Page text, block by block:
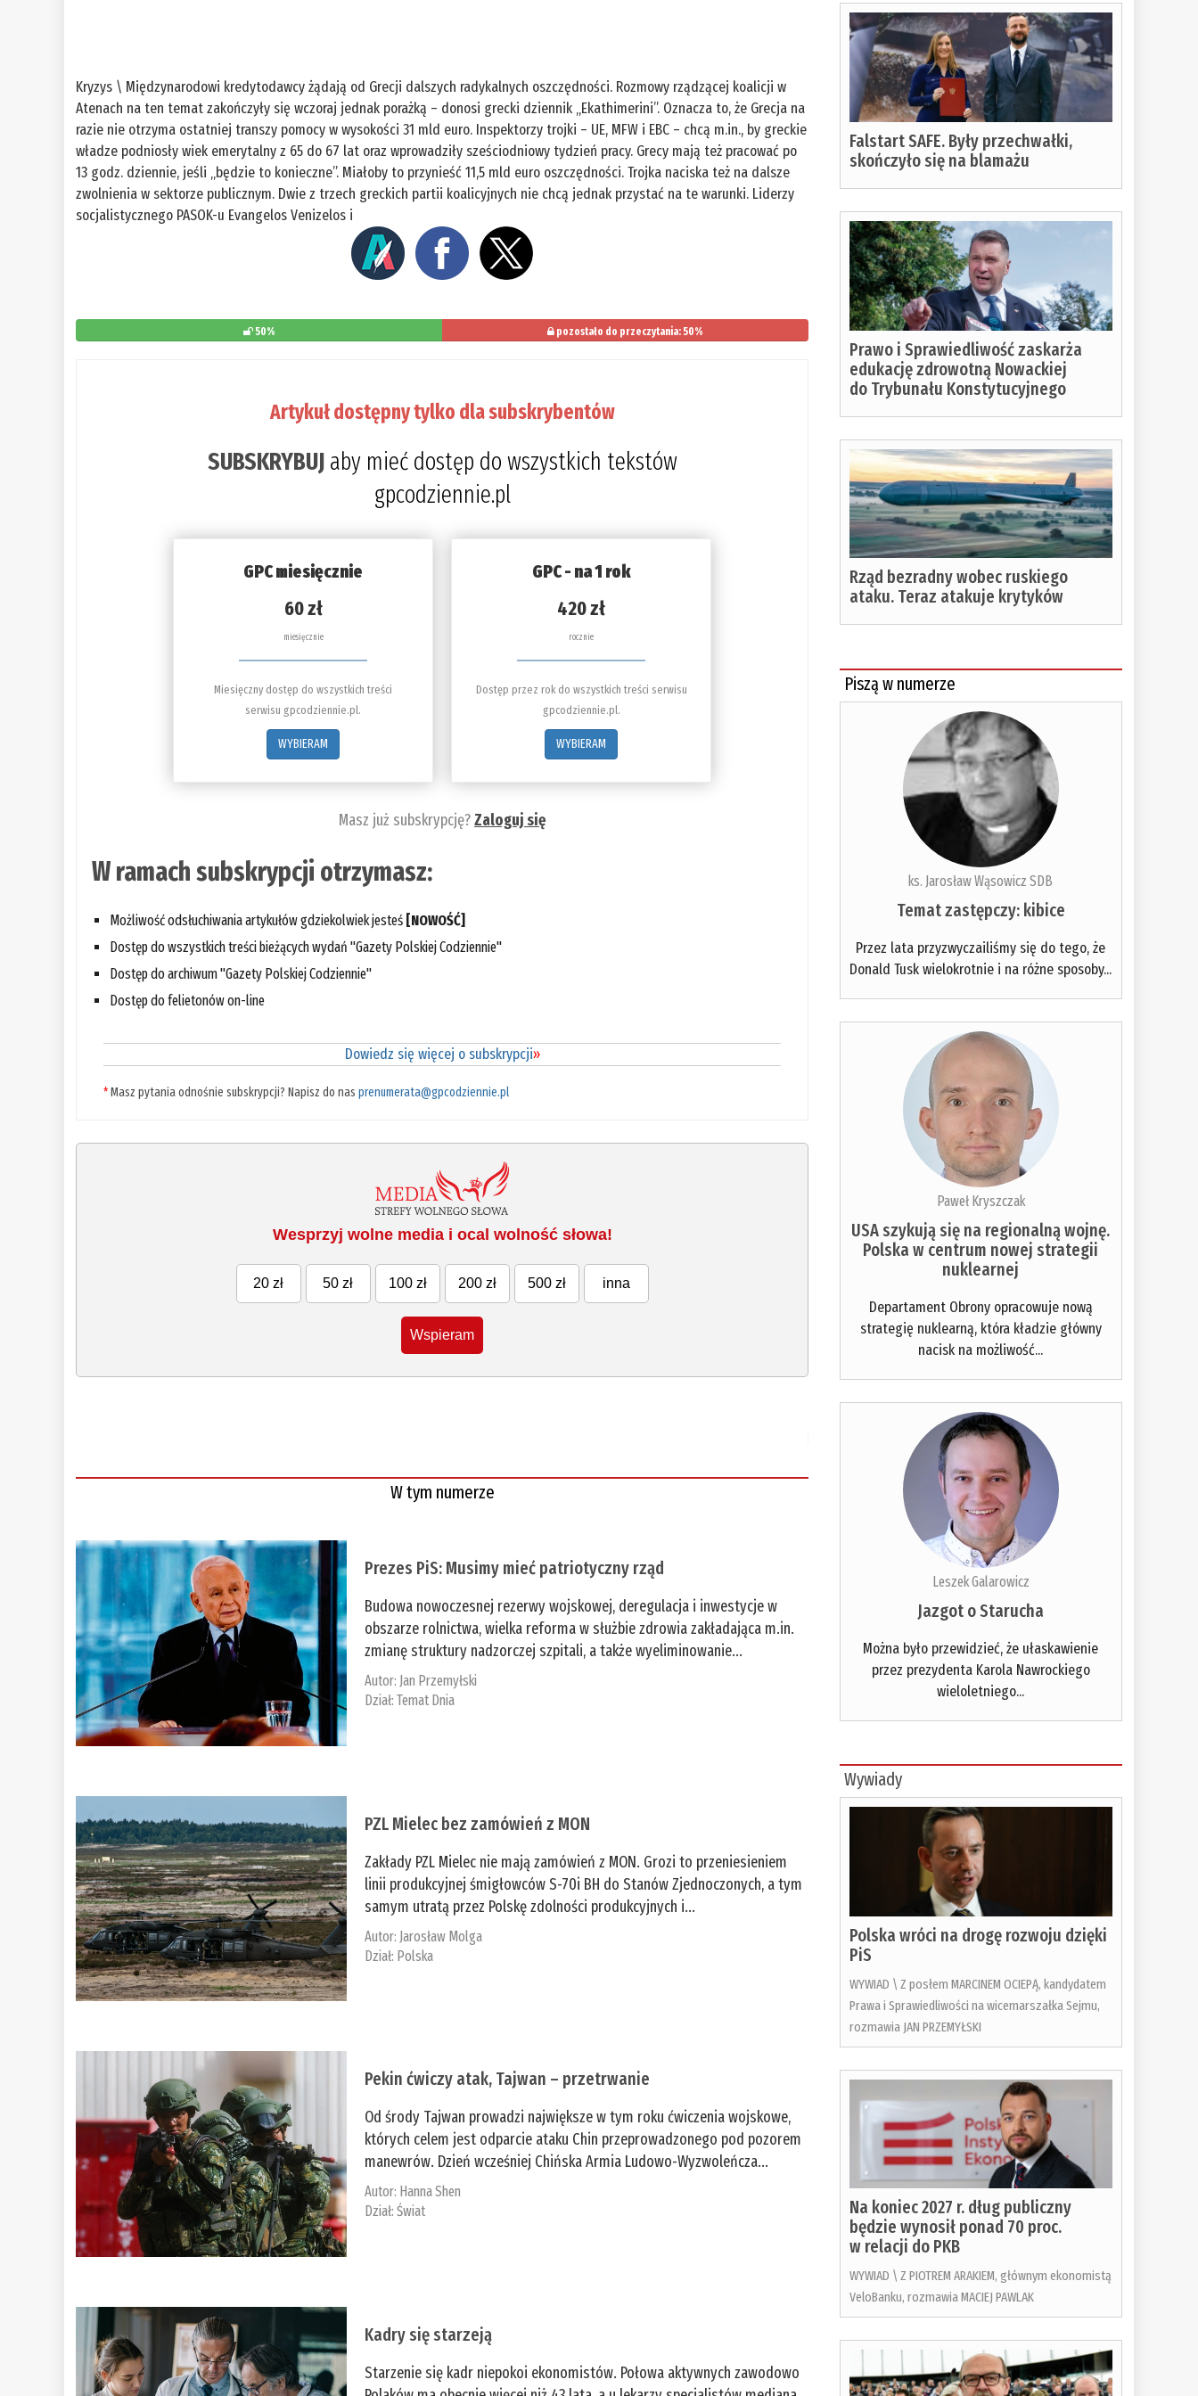
Kryzys \ Międzynarodowi kredytodawcy żądają od Grecji dalszych radykalnych oszczędności. Rozmowy rządzącej koalicji w
Atenach na ten temat zakończyły się wczoraj jednak porażką – donosi grecki dziennik „Ekathimerini”. Oznacza to, że Grecja na
razie nie otrzyma ostatniej transzy pomocy w wysokości 31 mld euro. Inspektorzy trojki – UE, MFW i EBC – chcą m.in., by greckie
władze podniosły wiek emerytalny z 65 do 67 lat oraz wprowadziły sześciodniowy tydzień pracy. Grecy mają też pracować po
13 godz. dziennie, jeśli „będzie to konieczne”. Miałoby to przynieść 11,5 mld euro oszczędności. Trojka naciska też na dalsze
zwolnienia w sektorze publicznym. Dwie z trzech greckich partii koalicyjnych nie chcą jednak przystać na te warunki. Liderzy
socjalistycznego PASOK-u Evangelos Venizelos i
50% pozostało do przeczytania: 50%
Artykuł dostępny tylko dla subskrybentów
SUBSKRYBUJaby mieć dostęp do wszystkich tekstów
gpcodziennie.pl
GPC miesięcznie
60 zł
miesięcznie
Miesięczny dostęp do wszystkich treści
serwisu gpcodziennie.pl.
WYBIERAM
GPC - na 1 rok
420 zł
rocznie
Dostęp przez rok do wszystkich treści serwisu
gpcodziennie.pl.
WYBIERAM
Masz już subskrypcję?Zaloguj się
W ramach subskrypcji otrzymasz:
Możliwość odsłuchiwania artykułów gdziekolwiek jesteś [NOWOŚĆ]
Dostęp do wszystkich treści bieżących wydań "Gazety Polskiej Codziennie"
Dostęp do archiwum "Gazety Polskiej Codziennie"
Dostęp do felietonów on-line
Dowiedz się więcej o subskrypcji»
*Masz pytania odnośnie subskrypcji? Napisz do nasprenumerata@gpcodziennie.pl
Wesprzyj wolne media i ocal wolność słowa!
20 zł 50 zł 100 zł 200 zł 500 zł inna
Wspieram
W tym numerze
Prezes PiS: Musimy mieć patriotyczny rząd
Budowa nowoczesnej rezerwy wojskowej, deregulacja i inwestycje w
obszarze rolnictwa, wielka reforma w służbie zdrowia zakładająca m.in.
zmianę struktury nadzorczej szpitali, a także wyeliminowanie...
Autor: Jan Przemyłski
Dział:Temat Dnia
PZL Mielec bez zamówień z MON
Zakłady PZL Mielec nie mają zamówień z MON. Grozi to przeniesieniem
linii produkcyjnej śmigłowców S-70i BH do Stanów Zjednoczonych, a tym
samym utratą przez Polskę zdolności produkcyjnych i...
Autor: Jarosław Molga
Dział: Polska
Pekin ćwiczy atak, Tajwan – przetrwanie
Od środy Tajwan prowadzi największe w tym roku ćwiczenia wojskowe,
których celem jest odparcie ataku Chin przeprowadzonego pod pozorem
manewrów. Dzień wcześniej Chińska Armia Ludowo-Wyzwoleńcza...
Autor: ­Hanna Shen
Dział:Świat
Kadry się starzeją
Starzenie się kadr niepokoi ekonomistów. Połowa aktywnych zawodowo
Falstart SAFE. Były przechwałki,
skończyło się na blamażu
Prawo i Sprawiedliwość zaskarża
edukację zdrowotną Nowackiej
do Trybunału Konstytucyjnego
Rząd bezradny wobec ruskiego
ataku. Teraz atakuje krytyków
Piszą w numerze
ks. Jarosław Wąsowicz SDB
Temat zastępczy: kibice
Przez lata przyzwyczailiśmy się do tego, że
Donald Tusk wielokrotnie i na różne sposoby...
Paweł Kryszczak
USA szykują się na regionalną wojnę.
Polska w centrum nowej strategii
nuklearnej
Departament Obrony opracowuje nową
strategię nuklearną, która kładzie główny
nacisk na możliwość...
Leszek Galarowicz
Jazgot o Starucha
Można było przewidzieć, że ułaskawienie
przez prezydenta Karola Nawrockiego
wieloletniego...
Wywiady
Polska wróci na drogę rozwoju dzięki
PiS
WYWIAD \ Z posłem MARCINEM OCIEPĄ, kandydatem
Prawa i Sprawiedliwości na wicemarszałka Sejmu,
rozmawia JAN PRZEMYŁSKI
Na koniec 2027 r. dług publiczny
będzie wynosił ponad 70 proc.
w relacji do PKB
WYWIAD \ Z PIOTREM ARAKIEM, głównym ekonomistą
VeloBanku, rozmawia MACIEJ PAWLAK